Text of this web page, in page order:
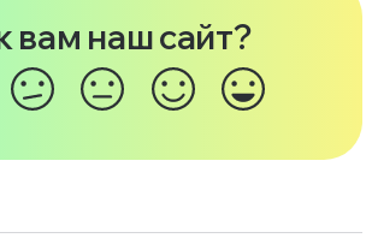
вам наш сайт?